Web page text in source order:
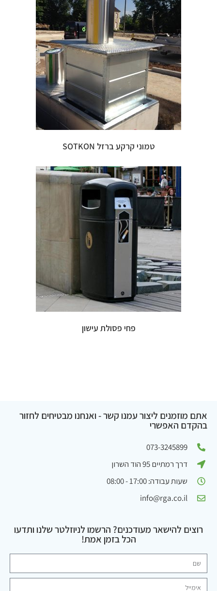
טמוני קרקע ברזל SOTKON
פחי פסולת עישון
אתם מוזמנים ליצור עמנו קשר - ואנחנו מבטיחים לחזור
בהקדם האפשרי
073-3245899
דרך רמתיים 95 הוד השרון
שעות עבודה: 17:00 - 08:00
info@rga.co.il
רוצים להישאר מעודכנים? הרשמו לניוזלטר שלנו ותדעו
הכל בזמן אמת!